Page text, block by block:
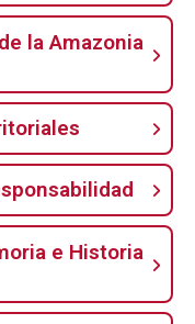
la Amazonia
e Historia